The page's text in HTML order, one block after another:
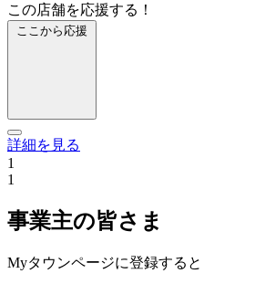
この店舗を応援する！
ここから応援
詳細を見る
1
1
事業主の皆さま
Myタウンページに登録すると